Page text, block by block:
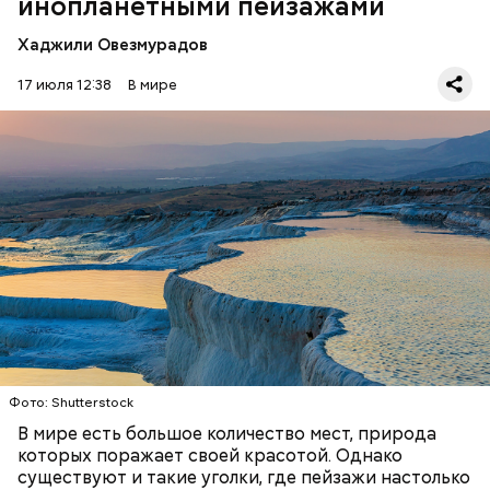
Хаджили Овезмурадов
17 июля 12:38 В мире
Фото: Shutterstock
В мире есть большое количество мест, природа
которых поражает своей красотой. Однако
существуют и такие уголки, где пейзажи настолько
Термальные источники Памуккале в Турции
выглядят так, будто они сделаны изо льда, но на
самом деле они состоят из отложений известняка.
Горячие источники, насыщенные кальцием,
тысячелетиями создавали эти ступенчатые
бассейны. Сейчас это одна из самых известных
достопримечательностей в Турции.
ПРИРОДА ПЛАНЕТА ЗЕМЛЯ ТУРИЗМ
Стив Балмер
Фото: Shutterstock